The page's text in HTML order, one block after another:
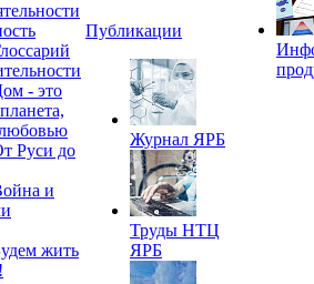
- это
Руси до
и
жить
Публикации
Журнал ЯРБ
Труды НТЦ
ЯРБ